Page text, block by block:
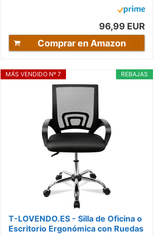
96,99 EUR
Comprar en Amazon
REBAJAS
MÁS VENDIDO Nº 7
T-LOVENDO.ES - Silla de Oficina o
Escritorio Ergonómica con Ruedas